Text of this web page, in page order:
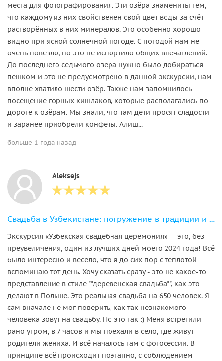
места для фотографирования. Эти озёра знамениты тем,
что каждому из них свойственен свой цвет воды за счёт
растворённых в них минералов. Это особенно хорошо
видно при ясной солнечной погоде. С погодой нам не
очень повезло, но это не испортило общих впечатлений.
До последнего седьмого озера нужно было добираться
пешком и это не предусмотрено в данной экскурсии, нам
вполне хватило шести озёр. Также нам запомнилось
посещение горных кишлаков, которые располагались по
дороге к озёрам. Мы знали, что там дети просят сладости
и заранее приобрели конфеты. Алиш...
больше 1 года назад
Aleksejs
Свадьба в Узбекистане: погружение в традиции и культуру
Экскурсия «Узбекская свадебная церемония» — это, без
преувеличения, один из лучших дней моего 2024 года! Всё
было интересно и весело, что я до сих пор с теплотой
вспоминаю тот день. Хочу сказать сразу - это не какое-то
представление в стиле ""деревенская свадьба"", как это
делают в Польше. Это реальная свадьба на 650 человек. Я
сам вначале не мог поверить, как так незнакомого
человека зовут на свадьбу. Но это так :) Меня встретили
рано утром, в 7 часов и мы поехали в село, где живут
родители жениха. И всё началось там с фотосессии. В
принципе всё происходит поэтапно, с соблюдением